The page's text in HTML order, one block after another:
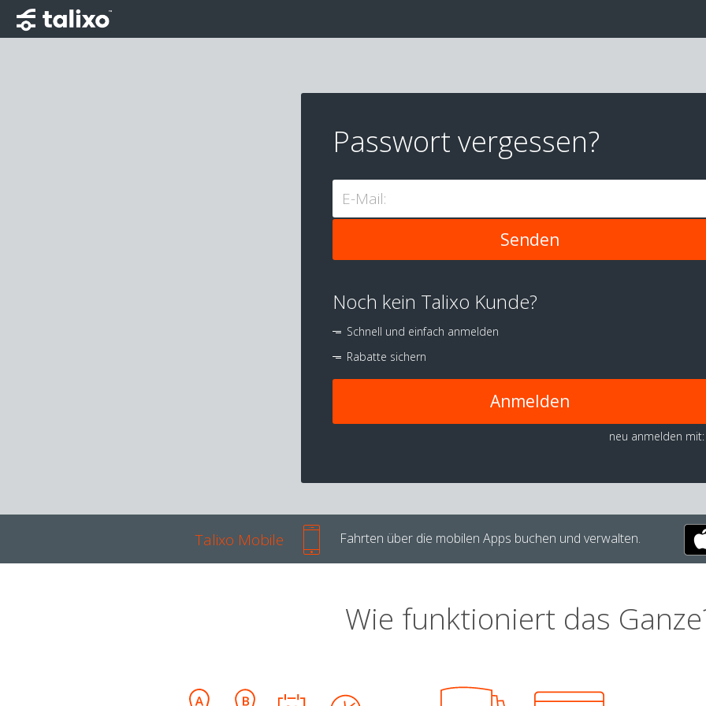
Passwort vergessen?
E-Mail:
Noch kein Talixo Kunde?
Schnell und einfach anmelden
Rabatte sichern
Anmelden
neu anmelden mit:
Talixo Mobile Fahrten über die mobilen Apps buchen und verwalten.
Wie funktioniert das